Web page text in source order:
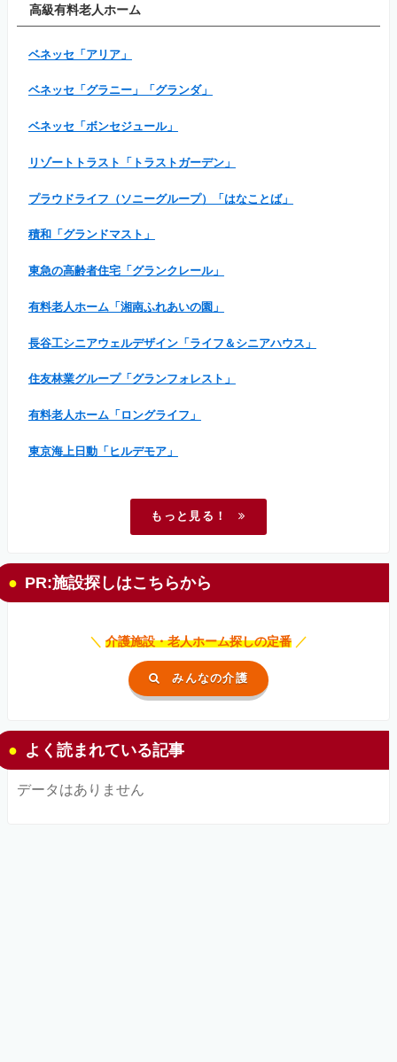
高級有料老人ホーム
ベネッセ「アリア」
ベネッセ「グラニー」「グランダ」
ベネッセ「ボンセジュール」
リゾートトラスト「トラストガーデン」
プラウドライフ（ソニーグループ）「はなことば」
積和「グランドマスト」
東急の高齢者住宅「グランクレール」
有料老人ホーム「湘南ふれあいの園」
長谷工シニアウェルデザイン「ライフ＆シニアハウス」
住友林業グループ「グランフォレスト」
有料老人ホーム「ロングライフ」
東京海上日動「ヒルデモア」
もっと見る！
PR:施設探しはこちらから
＼ 介護施設・老人ホーム探しの定番 ／
みんなの介護
よく読まれている記事
データはありません